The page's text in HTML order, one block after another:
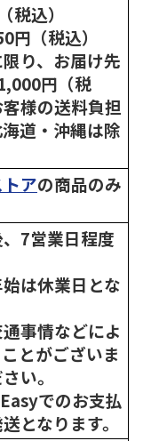
込）
（税込）
り、お届け先
円（税
様の送料負担
道・沖縄は除
アの商品のみ
7営業日程度
は休業日とな
事情などによ
とがございま
い。
でのお支払
となります。